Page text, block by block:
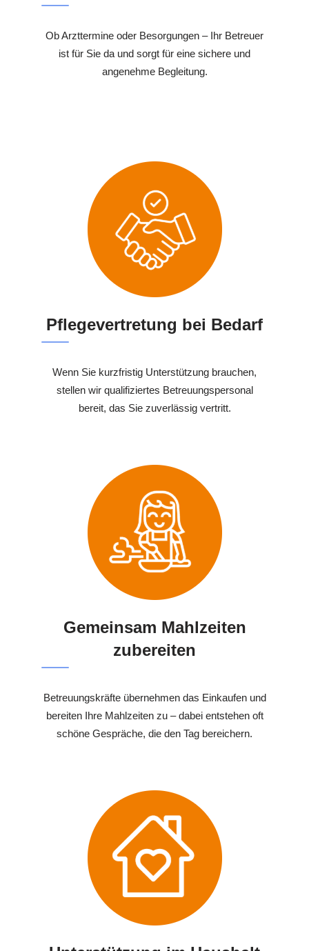
Ob Arzttermine oder Besorgungen – Ihr Betreuer
ist für Sie da und sorgt für eine sichere und
angenehme Begleitung.
Pflegevertretung bei Bedarf
Wenn Sie kurzfristig Unterstützung brauchen,
stellen wir qualifiziertes Betreuungspersonal
bereit, das Sie zuverlässig vertritt.
Gemeinsam Mahlzeiten
zubereiten
Betreuungskräfte übernehmen das Einkaufen und
bereiten Ihre Mahlzeiten zu – dabei entstehen oft
schöne Gespräche, die den Tag bereichern.